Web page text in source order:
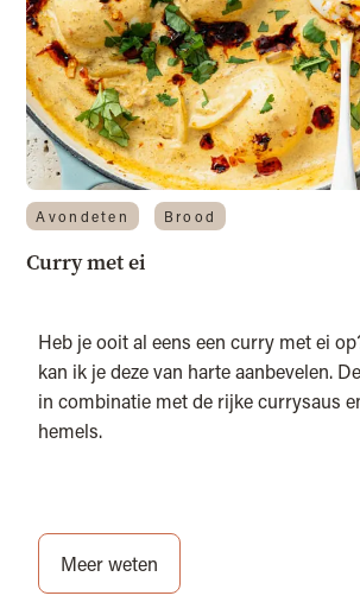
Avondeten Brood
Curry met ei
Heb je ooit al eens een curry met ei
kan ik je deze van harte aanbevelen.
in combinatie met de rijke currysaus
hemels.
Meer weten